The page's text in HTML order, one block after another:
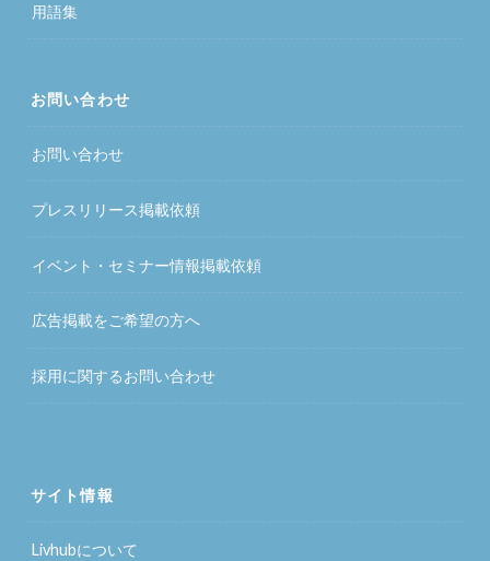
用語集
お問い合わせ
お問い合わせ
プレスリリース掲載依頼
イベント・セミナー情報掲載依頼
広告掲載をご希望の方へ
採用に関するお問い合わせ
サイト情報
Livhubについて